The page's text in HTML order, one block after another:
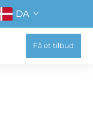
DA
Få et tilbud